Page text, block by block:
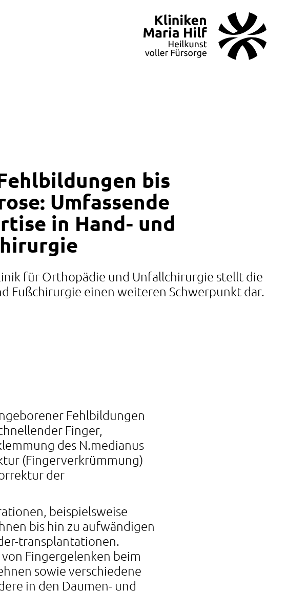
bis
Umfassende
in Hand- und
für Orthopädie und Unfallchirurgie stellt die
Fußchirurgie einen weiteren Schwerpunkt dar.
Fehlbildungen
Finger,
des N.medianus
(Fingerverkrümmung)
der
beispielsweise
bis hin zu aufwändigen
transplantationen.
Fingergelenken beim
sowie verschiedene
in den Daumen- und